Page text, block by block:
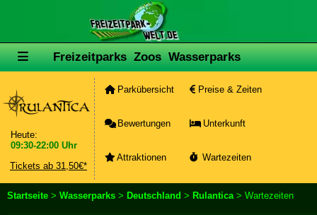
Freizeitparks Zoos Wasserparks
Heute:
09:30-22:00 Uhr
Tickets ab 31,50€*
Parkübersicht Preise & Zeiten
Bewertungen Unterkunft
Attraktionen Wartezeiten
Startseite > Wasserparks > Deutschland > Rulantica> Wartezeiten